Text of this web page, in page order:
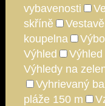
vybavenosti
skříně
koupelna
Výhled
Výhledy na
Vyhrievaný
pláže 150 m